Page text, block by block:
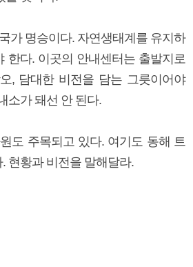
가 명승이다. 자연생태계를 유지하
한다. 이곳의 안내센터는 출발지로
, 담대한 비전을 담는 그릇이어야
소가 돼선 안 된다.
도 주목되고 있다. 여기도 동해 트
현황과 비전을 말해달라.